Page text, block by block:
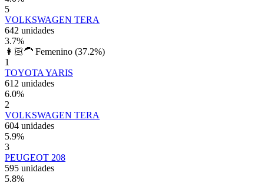
5
VOLKSWAGEN TERA
642 unidades
3.7%
👩🏻‍🦱 Femenino (37.2%)
1
TOYOTA YARIS
612 unidades
6.0%
2
VOLKSWAGEN TERA
604 unidades
5.9%
3
PEUGEOT 208
595 unidades
5.8%